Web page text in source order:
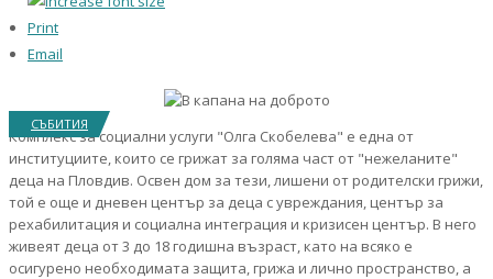
Print
Email
СЪБИТИЯ
Комплекс за социални услуги "Олга Скобелева" е една от
институциите, които се грижат за голяма част от "нежеланите"
деца на Пловдив. Освен дом за тези, лишени от родителски грижи,
той е още и дневен център за деца с увреждания, център за
рехабилитация и социална интеграция и кризисен център. В него
живеят деца от 3 до 18 годишна възраст, като на всяко е
осигурено необходимата защита, грижа и лично пространство, а